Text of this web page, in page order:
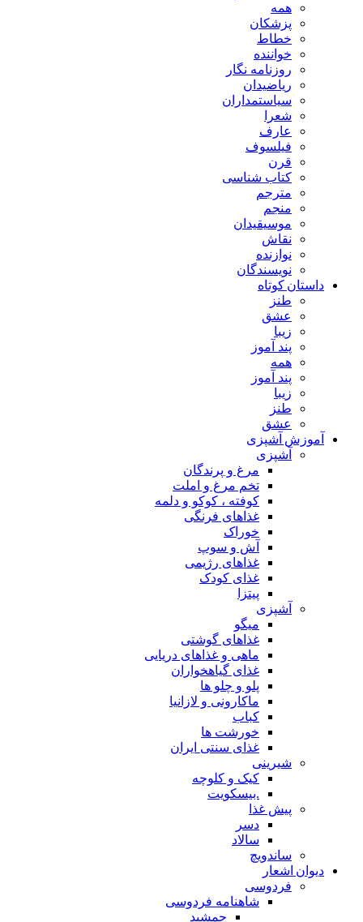
همه
پزشکان
خطاط
خواننده
روزنامه نگار
ریاضیدان
سیاستمداران
شعرا
عارف
فیلسوف
قرن
کتاب شناسی
مترجم
منجم
موسیقیدان
نقاش
نوازنده
نویسندگان
داستان کوتاه
طنز
عشق
زیبا
پند آموز
همه
پند آموز
زیبا
طنز
عشق
آموزش آشپزی
آشپزی
مرغ و پرندگان
تخم مرغ و املت
کوفته ، کوکو و دلمه
غذاهای فرنگی
خوراک
آش و سوپ
غذاهای رژیمی
غذای کودک
پیتزا
آشپزی
میگو
غذاهای گوشتی
ماهی و غذاهای دریایی
غذای گیاهخواران
پلو و چلو ها
ماکارونی و لازانیا
کباب
خورشت ها
غذای سنتی ایران
شیرینی
کیک و کلوچه
.بیسکویت
پیش غذا
دسر
سالاد
ساندویچ
دیوان اشعار
فردوسی
شاهنامه فردوسی
جمشید